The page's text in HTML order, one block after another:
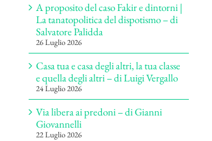
A proposito del caso Fakir e dintorni |
La tanatopolitica del dispotismo – di
Salvatore Palidda
26 Luglio 2026
Casa tua e casa degli altri, la tua classe
e quella degli altri – di Luigi Vergallo
24 Luglio 2026
Via libera ai predoni – di Gianni
Giovannelli
22 Luglio 2026